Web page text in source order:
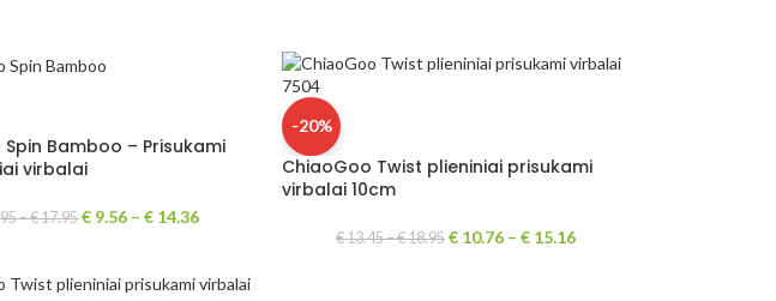
Bamboo – Prisukami
virbalai
–€17.95 € 9.56 –€ 14.36
-20%
ChiaoGoo Twist plieniniai prisukami
virbalai 10cm
€13.45–€18.95 € 10.76 –€ 15.16